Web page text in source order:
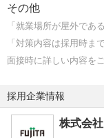
険）
・超過勤務手当、
単身赴任手当、住
・独身寮（30歳ま
・大和ハウスグル
など
その他
「就業場所が屋外であ
「対策内容は採用時ま
面接時に詳しい内容を
採用企業情報
株式会